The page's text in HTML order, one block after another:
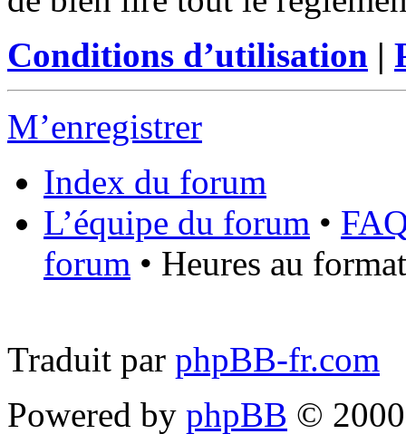
Conditions d’utilisation |
M’enregistrer
Index du forum
L’équipe du forum •
forum • Heures au
Traduit par phpBB-fr.com
Powered by phpBB ©